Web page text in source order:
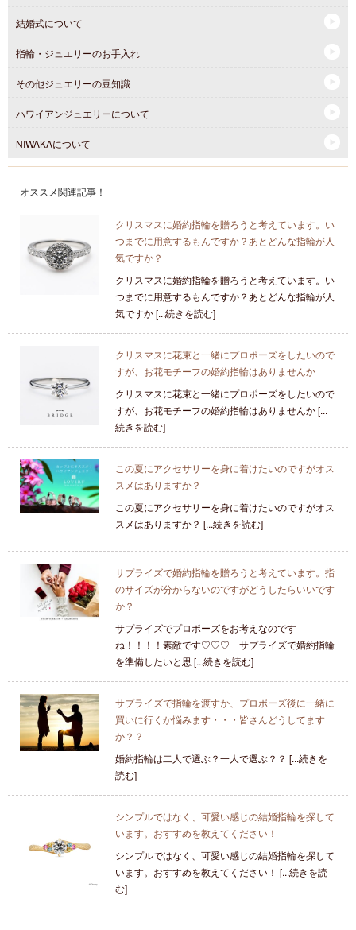
結婚式について
指輪・ジュエリーのお手入れ
その他ジュエリーの豆知識
ハワイアンジュエリーについて
NIWAKAについて
オススメ関連記事！
クリスマスに婚約指輪を贈ろうと考えています。い
つまでに用意するもんですか？あとどんな指輪が人
気ですか？
クリスマスに婚約指輪を贈ろうと考えています。い
つまでに用意するもんですか？あとどんな指輪が人
気ですか [...続きを読む]
クリスマスに花束と一緒にプロポーズをしたいので
すが、お花モチーフの婚約指輪はありませんか
クリスマスに花束と一緒にプロポーズをしたいので
すが、お花モチーフの婚約指輪はありませんか [...
続きを読む]
この夏にアクセサリーを身に着けたいのですがオス
スメはありますか？
この夏にアクセサリーを身に着けたいのですがオス
スメはありますか？ [...続きを読む]
サプライズで婚約指輪を贈ろうと考えています。指
のサイズが分からないのですがどうしたらいいです
か？
サプライズでプロポーズをお考えなのです
ね！！！！素敵です♡♡♡ サプライズで婚約指輪
を準備したいと思 [...続きを読む]
サプライズで指輪を渡すか、プロポーズ後に一緒に
買いに行くか悩みます・・・皆さんどうしてます
か？？
婚約指輪は二人で選ぶ？一人で選ぶ？？ [...続きを
読む]
シンプルではなく、可愛い感じの結婚指輪を探して
います。おすすめを教えてください！
シンプルではなく、可愛い感じの結婚指輪を探して
います。おすすめを教えてください！ [...続きを読
む]